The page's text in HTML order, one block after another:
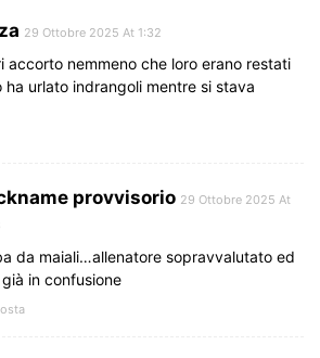
29 Ottobre 2025 At 1:32
accorto nemmeno che loro erano restati
ha urlato indrangoli mentre si stava
provvisorio 29 Ottobre 2025 At
da maiali…allenatore sopravvalutato ed
in confusione